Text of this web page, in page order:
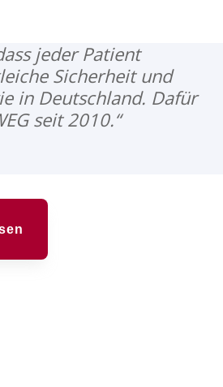
jeder Patient
Sicherheit und
in Deutschland. Dafür
seit 2010.“